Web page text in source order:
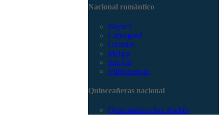
Nacional romántico
Boyacá
Capurganá
Girardot
Melgar
San Gil
Villavicencio
Quinceañeras nacional
Quinceañeras San Andrés